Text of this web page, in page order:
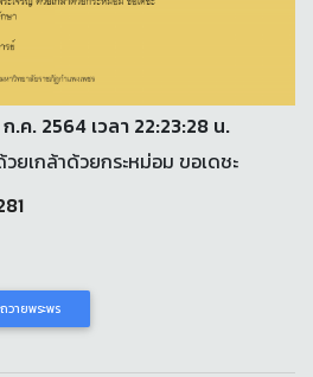
.ค. 2564 เวลา 22:23:28 น.
ยเกล้าด้วยกระหม่อม ขอเดชะ
วายพระพร